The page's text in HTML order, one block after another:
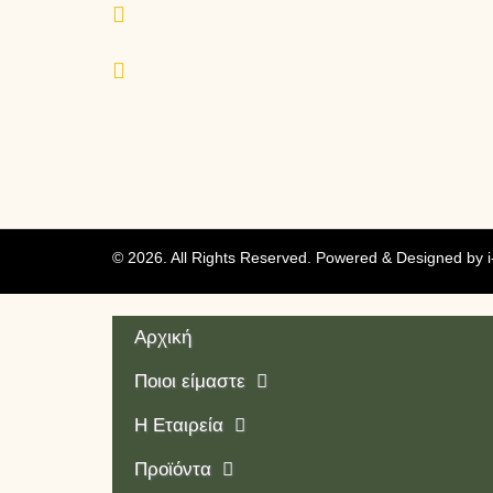
© 2026. All Rights Reserved. Powered & Designed by
Αρχική
Ποιοι είμαστε
Η Εταιρεία
Προϊόντα